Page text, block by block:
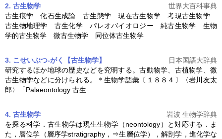
2. 古生物学
世界大百科事典
古生痕学 化石生成論 古生態学 現在古生物学 考現古生物学
古生物地理学 古生化学 パレオバイオロジー 純古生物学 生物
学的古生物学 微古生物学 同位体古生物学
3. こせいぶつ‐がく【古生物学】
日本国語大辞典
研究するほか地球の歴史などを究明する。古動物学、古植物学、微
古生物学などに分けられる。＊生物学語彙〔１８８４〕〈岩川友太
郎〉「Palaeontology 古生
4. 古生物学
岩波 生物学辞典
を探る科学． 古生物学は現生生物学（neontology）と対応する．ま
た，層位学（層序学stratigraphy，⇒生層位学），解剖学，進化学な